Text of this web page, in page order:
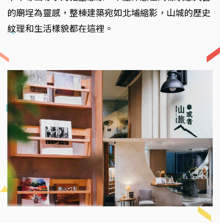
的廟埕為靈感，整棟建築宛如北埔縮影，山城的歷史
紋理和生活樣貌都在這裡。